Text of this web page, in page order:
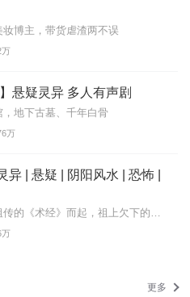
博主，带货虐渣两不误
万
悬疑灵异 多人有声剧
地下古墓、千年白骨
万
异 | 悬疑 | 阴阳风水 | 恐怖 |
一切的起源，皆因祖传的《术经》而起，祖上欠下的阴债，需要后人偿还。
万
更多